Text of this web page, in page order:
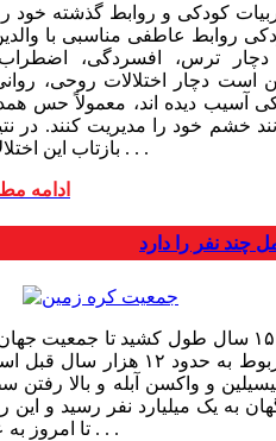
کودکی و روابط گذشته خود
روابط عاطفی مناسبی با
دچار ترس، افسردگی،
دچار اختلالات روحی،
آسیب دیده اند، معمولاً حس
خشم خود را مدیریت کنند. در
بازتاب این اختلالات . . .
ادامه
چند نفر را دارد
از زمان پیدایش انسان اولیه ۱۵۰/۰۰۰ سال طول کشید تا جمعیت
سه میلیون نفر رسید. این اتفاق مربوط به حدود ۱۲ هزار
و واکسن آبله و بالا رفتن
به یک میلیارد نفر رسید و این
تا امروز به عدد . . .